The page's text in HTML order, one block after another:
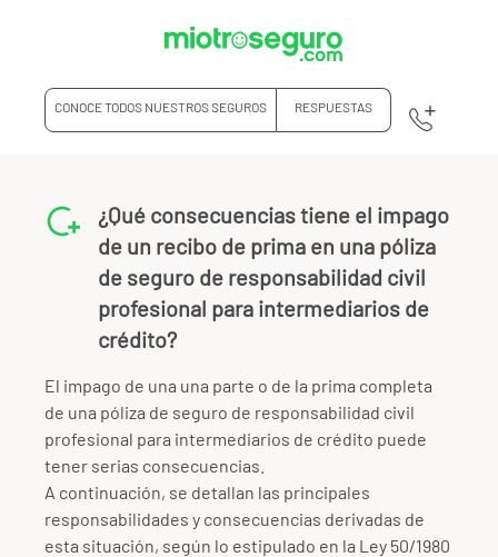
CONOCE TODOS NUESTROS SEGUROS RESPUESTAS
¿Qué consecuencias tiene el impago
de un recibo de prima en una póliza
de seguro de responsabilidad civil
profesional para intermediarios de
crédito?
El impago de una una parte o de la prima completa
de una póliza de seguro de responsabilidad civil
profesional para intermediarios de crédito puede
tener serias consecuencias.
A continuación, se detallan las principales
responsabilidades y consecuencias derivadas de
esta situación, según lo estipulado en la Ley 50/1980